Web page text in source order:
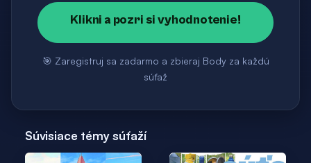
Klikni a pozri si vyhodnotenie!
🎯 Zaregistruj sa zadarmo a zbieraj Body za každú
súťaž
Súvisiace témy súťaží